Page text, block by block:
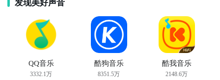
发现美好声音
QQ音乐
3332.1万
酷狗音乐
8351.5万
酷我音乐
2148.6万